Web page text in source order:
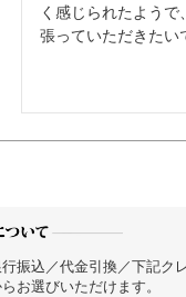
く感じられたよう
張っていただきたい
振込／代金引換／下記ク
お選びいただけます。